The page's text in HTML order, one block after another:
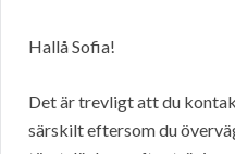
Hallå Sofia!
Det är trevligt att du
särskilt eftersom du